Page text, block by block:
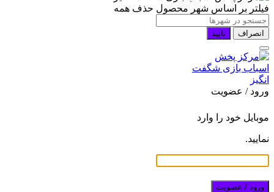
فیلتر بر اساس شهر محصول حذف همه
انصراف تایید
ورود / عضویت
موبایل خود را وارد
نمایید.
ورود / عضویت